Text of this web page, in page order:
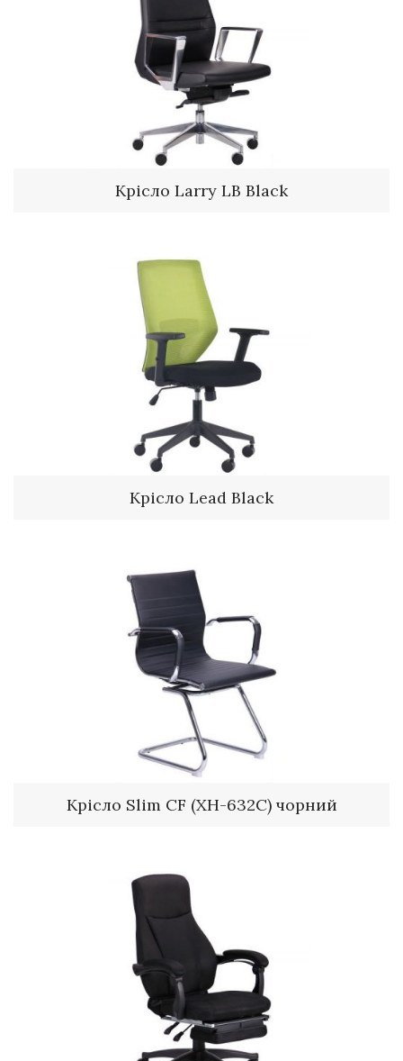
Крісло Larry LB Black
Крісло Lead Black
Крісло Slim CF (XH-632C) чорний